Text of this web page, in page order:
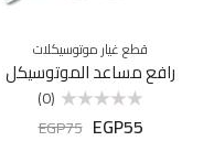
قطع غيار موتوسيكلات
رافع مساعد الموتوسيكل
التقييم
(0)
EGP55
EGP75